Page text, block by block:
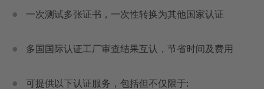
一次测试多张证书，一次性转换为其他国家认证
多国国际认证工厂审查结果互认，节省时间及费用
可提供以下认证服务，包括但不仅限于: